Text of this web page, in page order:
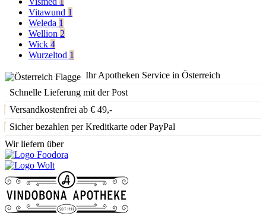
Vitawund 1
Weleda 1
Wellion 2
Wick 4
Wurzeltod 1
Ihr Apotheken Service in Österreich
Schnelle Lieferung mit der Post
Versandkostenfrei ab € 49,-
Sicher bezahlen per Kreditkarte oder PayPal
Wir liefern über